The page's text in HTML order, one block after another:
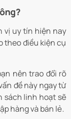
vị uy tín hiện nay
theo điều kiện cụ
nên trao đổi rõ
đề này ngay từ
sách linh hoạt sẽ
hàng và bán lẻ.